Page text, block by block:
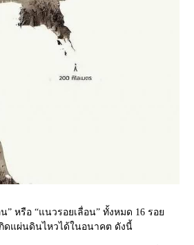
” หรือ “แนวรอยเลื่อน” ทั้งหมด 16 รอย
ดแผ่นดินไหวได้ในอนาคต ดังนี้